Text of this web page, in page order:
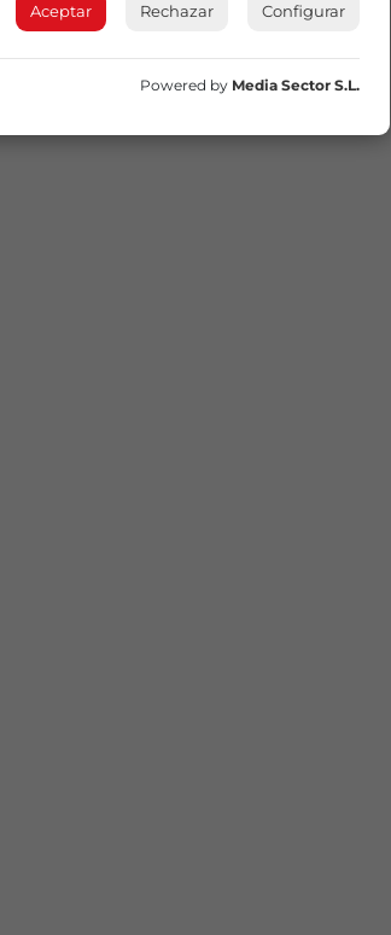
Aceptar Rechazar Configurar
Powered by Media Sector S.L.